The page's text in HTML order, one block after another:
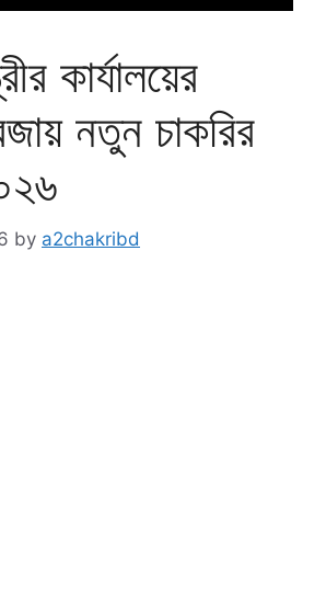
কার্যালয়ের
নতুন চাকরির
by a2chakribd